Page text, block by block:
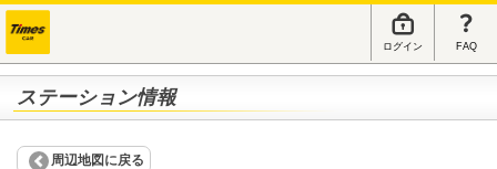
ログイン FAQ
ステーション情報
周辺地図に戻る